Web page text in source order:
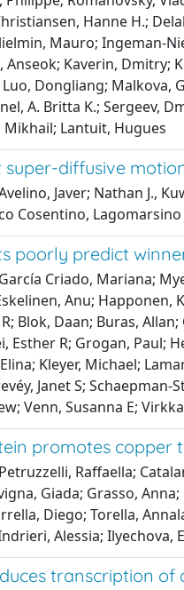
Hanne H.;
Mauro; Ingeman-
Anseok; Kaverin, Dmitry;
Luo, Dongliang; Malkova,
A. Britta K.; Sergeev,
Mikhail; Lantuit, Hugues
super-diffusive
Javer; Nathan J.,
Cosentino, Lagomarsino
poorly predict
Criado, Mariana;
Anu; Happonen,
Blok, Daan; Buras,
Esther R; Grogan, Paul;
Kleyer, Michael;
Janet S;
Venn, Susanna E;
promotes copper
Raffaella;
Giada; Grasso,
Diego; Torella,
Alessia; Ilyechova,
transcription